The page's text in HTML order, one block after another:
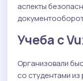
аспекты
Учеба с
Организовали
со студентами